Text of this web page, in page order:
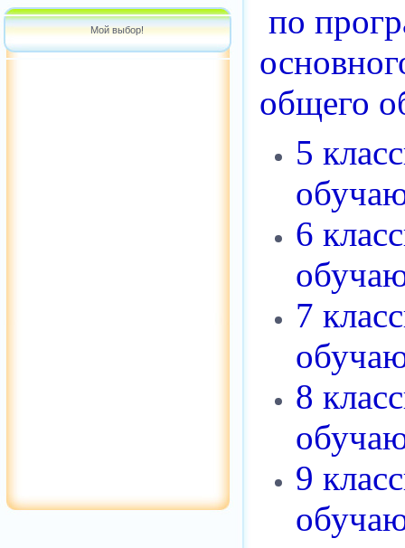
Мой выбор!
по
общего
5
6
7
8
9